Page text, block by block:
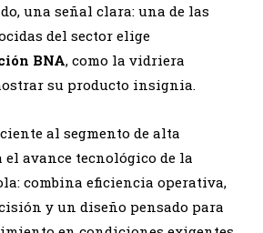
una señal clara: una de las
del sector elige
BNA, como la vidriera
su producto insignia.
al segmento de alta
avance tecnológico de la
combina eficiencia operativa,
y un diseño pensado para